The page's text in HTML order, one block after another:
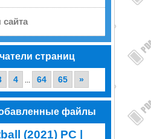
страниц
4 ... 64 65 »
файлы
(2021) PC |